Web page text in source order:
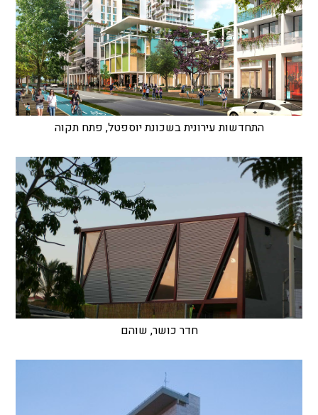
התחדשות עירונית בשכונת יוספטל, פתח תקוה
חדר כושר, שוהם